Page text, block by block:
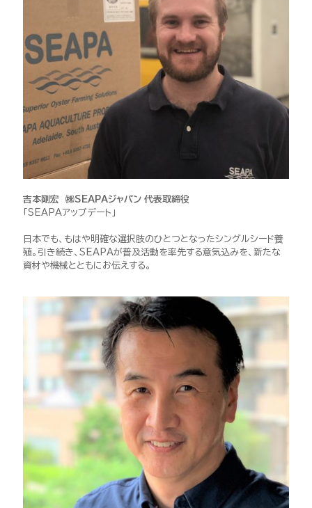
吉本剛宏 ㈱SEAPAジャパン 代表取締役
「SEAPAアップデート」
日本でも、もはや明確な選択肢のひとつとなったシングルシード養
殖。引き続き、SEAPAが普及活動を率先する意気込みを、新たな
資材や機械とともにお伝えする。